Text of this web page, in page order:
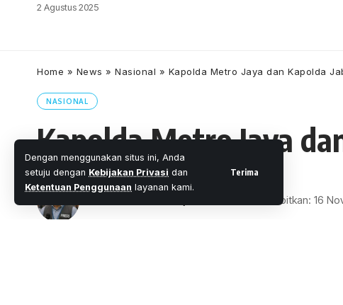
Dengan menggunakan situs ini, Anda
setuju dengan Kebijakan Privasi dan
Ketentuan Penggunaan layanan kami.
Terima
2 Agustus 2025
Home » News » Nasional » Kapolda Metro Jaya dan Kapolda
NASIONAL
Kapolda Metro Jaya
Diterbitkan: 16